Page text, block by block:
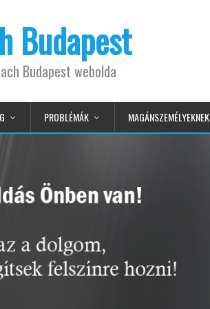
Budapest
Budapest webolda
PROBLÉMÁK MAGÁNSZEMÉLYEKNEK